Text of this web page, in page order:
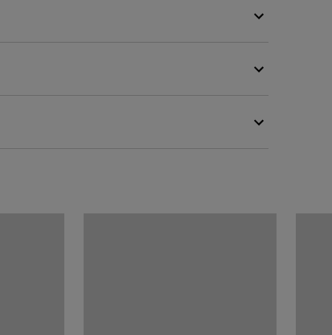
angebracht. Dadurch ist sogar ein
werden